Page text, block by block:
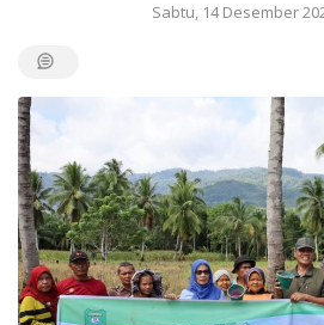
Sabtu, 14 Desember